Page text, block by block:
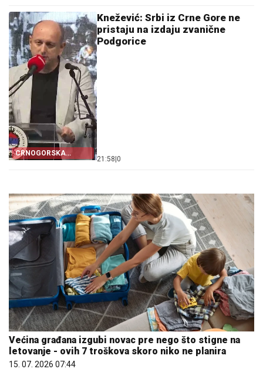
CRNOGORSKA
ZASTAVA PORED
Knežević: Srbi iz Crne Gore ne
pristaju na izdaju zvanične
Podgorice
21:58 0
Većina građana izgubi novac pre nego što stigne na
letovanje - ovih 7 troškova skoro niko ne planira
15. 07. 2026 07:44